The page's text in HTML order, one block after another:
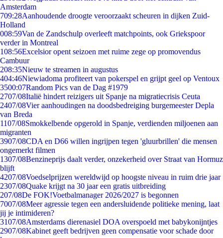
Amsterdam
709:28Aanhoudende droogte veroorzaakt scheuren in dijken Zuid-
Holland
008:59Van de Zandschulp overleeft matchpoints, ook Griekspoor
verder in Montreal
108:56Excelsior opent seizoen met ruime zege op promovendus
Cambuur
208:35Nieuw te streamen in augustus
404:46Niewiadoma profiteert van pokerspel en grijpt geel op Ventoux
3500:07Random Pics van de Dag #1979
2707/08Italië hindert reizigers uit Spanje na migratiecrisis Ceuta
2407/08Vier aanhoudingen na doodsbedreiging burgemeester Depla
van Breda
1107/08Smokkelbende opgerold in Spanje, verdienden miljoenen aan
migranten
3907/08CDA en D66 willen ingrijpen tegen 'gluurbrillen' die mensen
ongemerkt filmen
1307/08Benzineprijs daalt verder, onzekerheid over Straat van Hormuz
blijft
4207/08Voedselprijzen wereldwijd op hoogste niveau in ruim drie jaar
2307/08Quake krijgt na 30 jaar een gratis uitbreiding
207/08De FOK!Voetbalmanager 2026/2027 is begonnen
7007/08Meer agressie tegen een andersluidende politieke mening, laat
jij je intimideren?
3107/08Amsterdams dierenasiel DOA overspoeld met babykonijntjes
2907/08Kabinet geeft bedrijven geen compensatie voor schade door